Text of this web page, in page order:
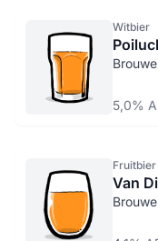
Witbier
5,0%
Fruitbier
Van